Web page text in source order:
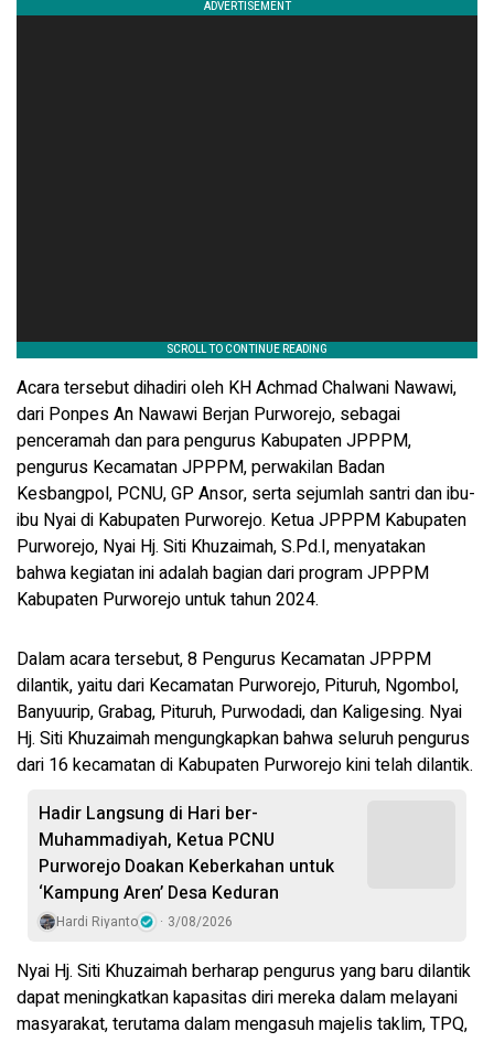
Acara tersebut dihadiri oleh KH Achmad Chalwani Nawawi,
dari Ponpes An Nawawi Berjan Purworejo, sebagai
penceramah dan para pengurus Kabupaten JPPPM,
pengurus Kecamatan JPPPM, perwakilan Badan
Kesbangpol, PCNU, GP Ansor, serta sejumlah santri dan ibu-
ibu Nyai di Kabupaten Purworejo. Ketua JPPPM Kabupaten
Purworejo, Nyai Hj. Siti Khuzaimah, S.Pd.I, menyatakan
bahwa kegiatan ini adalah bagian dari program JPPPM
Kabupaten Purworejo untuk tahun 2024.
Dalam acara tersebut, 8 Pengurus Kecamatan JPPPM
dilantik, yaitu dari Kecamatan Purworejo, Pituruh, Ngombol,
Banyuurip, Grabag, Pituruh, Purwodadi, dan Kaligesing. Nyai
Hj. Siti Khuzaimah mengungkapkan bahwa seluruh pengurus
dari 16 kecamatan di Kabupaten Purworejo kini telah dilantik.
Hadir Langsung di Hari ber-
Muhammadiyah, Ketua PCNU
Purworejo Doakan Keberkahan untuk
‘Kampung Aren’ Desa Keduran
Hardi Riyanto 3/08/2026
Nyai Hj. Siti Khuzaimah berharap pengurus yang baru dilantik
dapat meningkatkan kapasitas diri mereka dalam melayani
masyarakat, terutama dalam mengasuh majelis taklim, TPQ,